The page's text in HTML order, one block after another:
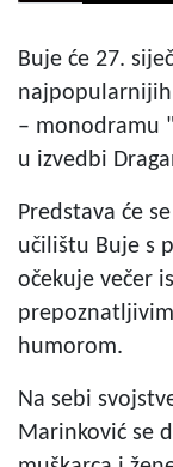
Buje će 27.
– monodramu
u izvedbi
Predstava će
učilištu Buje s
očekuje večer
humorom.
Na sebi
Marinković se